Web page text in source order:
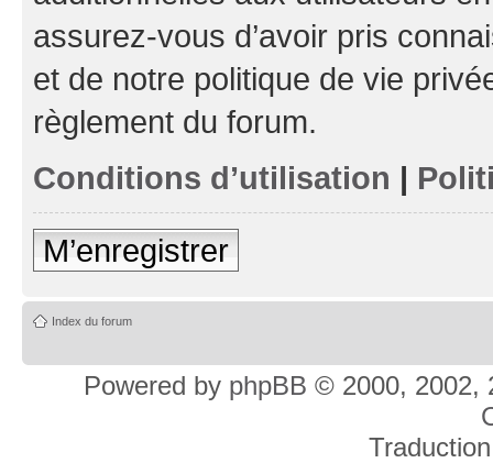
assurez-vous d’avoir pris
et de notre politique de vie
règlement du forum.
Conditions d’utilisation |
M’enregistrer
Index du forum
Powered by phpBB © 2000, 2002,